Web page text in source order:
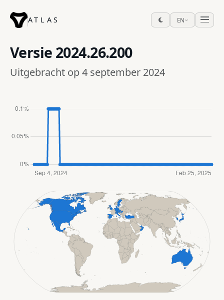
ATLAS EN
Versie 2024.26.200
Uitgebracht op 4 september 2024